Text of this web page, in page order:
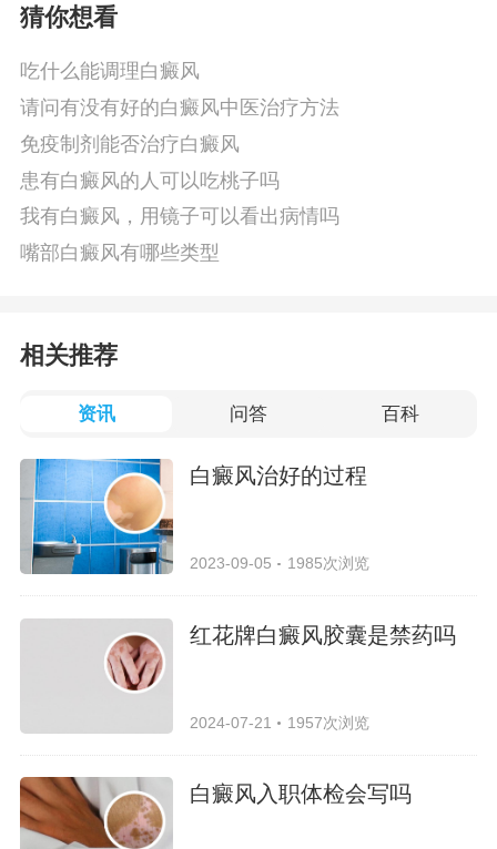
猜你想看
吃什么能调理白癜风
请问有没有好的白癜风中医治疗方法
免疫制剂能否治疗白癜风
患有白癜风的人可以吃桃子吗
我有白癜风，用镜子可以看出病情吗
嘴部白癜风有哪些类型
相关推荐
资讯 问答 百科
白癜风治好的过程
2023-09-05 1985次浏览
红花牌白癜风胶囊是禁药吗
2024-07-21 1957次浏览
白癜风入职体检会写吗